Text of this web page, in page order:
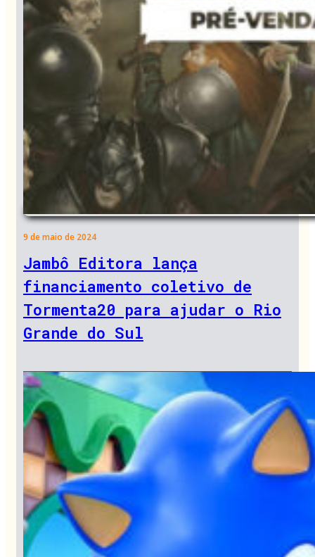
9 de maio de 2024
Jambô Editora lança
financiamento coletivo de
Tormenta20 para ajudar o Rio
Grande do Sul